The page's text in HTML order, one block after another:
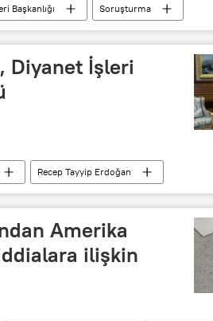
Başkanlığı
Soruşturma
Terör Örgütü (FETÖ/PDY)
Diyanet İşleri
Recep Tayyip Erdoğan
Amerika
ilişkin